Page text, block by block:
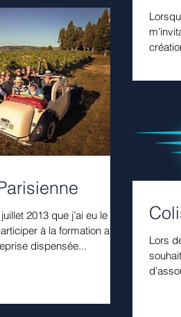
2013 que j’ai eu le
à la formation au
dispensée...
Lors